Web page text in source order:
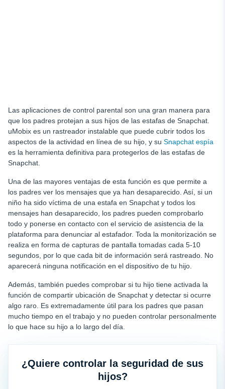
Las aplicaciones de control parental son una gran manera para
que los padres protejan a sus hijos de las estafas de Snapchat.
uMobix es un rastreador instalable que puede cubrir todos los
aspectos de la actividad en línea de su hijo, y su Snapchat espía
es la herramienta definitiva para protegerlos de las estafas de
Snapchat.
Una de las mayores ventajas de esta función es que permite a
los padres ver los mensajes que ya han desaparecido. Así, si un
niño ha sido víctima de una estafa en Snapchat y todos los
mensajes han desaparecido, los padres pueden comprobarlo
todo y ponerse en contacto con el servicio de asistencia de la
plataforma para denunciar al estafador. Toda la monitorización se
realiza en forma de capturas de pantalla tomadas cada 5-10
segundos, por lo que cada bit de información será rastreado. No
aparecerá ninguna notificación en el dispositivo de tu hijo.
Además, también puedes comprobar si tu hijo tiene activada la
función de compartir ubicación de Snapchat y detectar si ocurre
algo raro. Es extremadamente útil para los padres que pasan
mucho tiempo en el trabajo y no pueden controlar personalmente
lo que hace su hijo a lo largo del día.
¿Quiere controlar la seguridad de sus
hijos?